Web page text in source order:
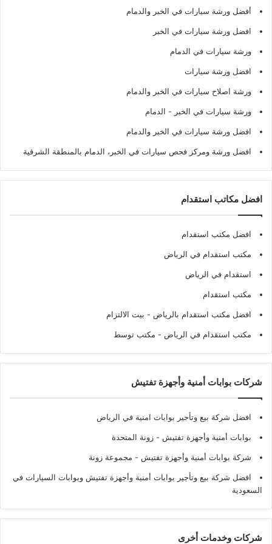
أفضل ورشة سيارات في الخبر والدمام
افضل ورشة سيارات في الخبر
ورشة سيارات في الدمام
افضل ورشة سيارات
ورشة اصلاح سيارات في الخبر والدمام
ورشة سيارات في الخبر - الدمام
افضل ورشة سيارات في الخبر والدمام
افضل ورشة ومركز فحص سيارات في الخبر، الدمام بالمنطقة الشرقية
افضل مكاتب استقدام
افضل مكتب استقدام
مكتب استقدام في الرياض
استقدام في الرياض
مكتب استقدام
افضل مكتب استقدام بالرياض - بيت الالتزام
مكتب استقدام في الرياض - مكتب توسط
شركات بوابات أمنية وأجهزة تفتيش
افضل شركة بيع وتأجير بوابات امنية في الرياض
بوابات أمنية وأجهزة تفتيش - زونة المتحدة
شركة بوابات أمنية وأجهزة تفتيش - مجموعة زونة
افضل شركة بيع وتأجير بوابات أمنية وأجهزة تفتيش وبوابات السيارات في
السعودية
شركات وخدمات أخرى